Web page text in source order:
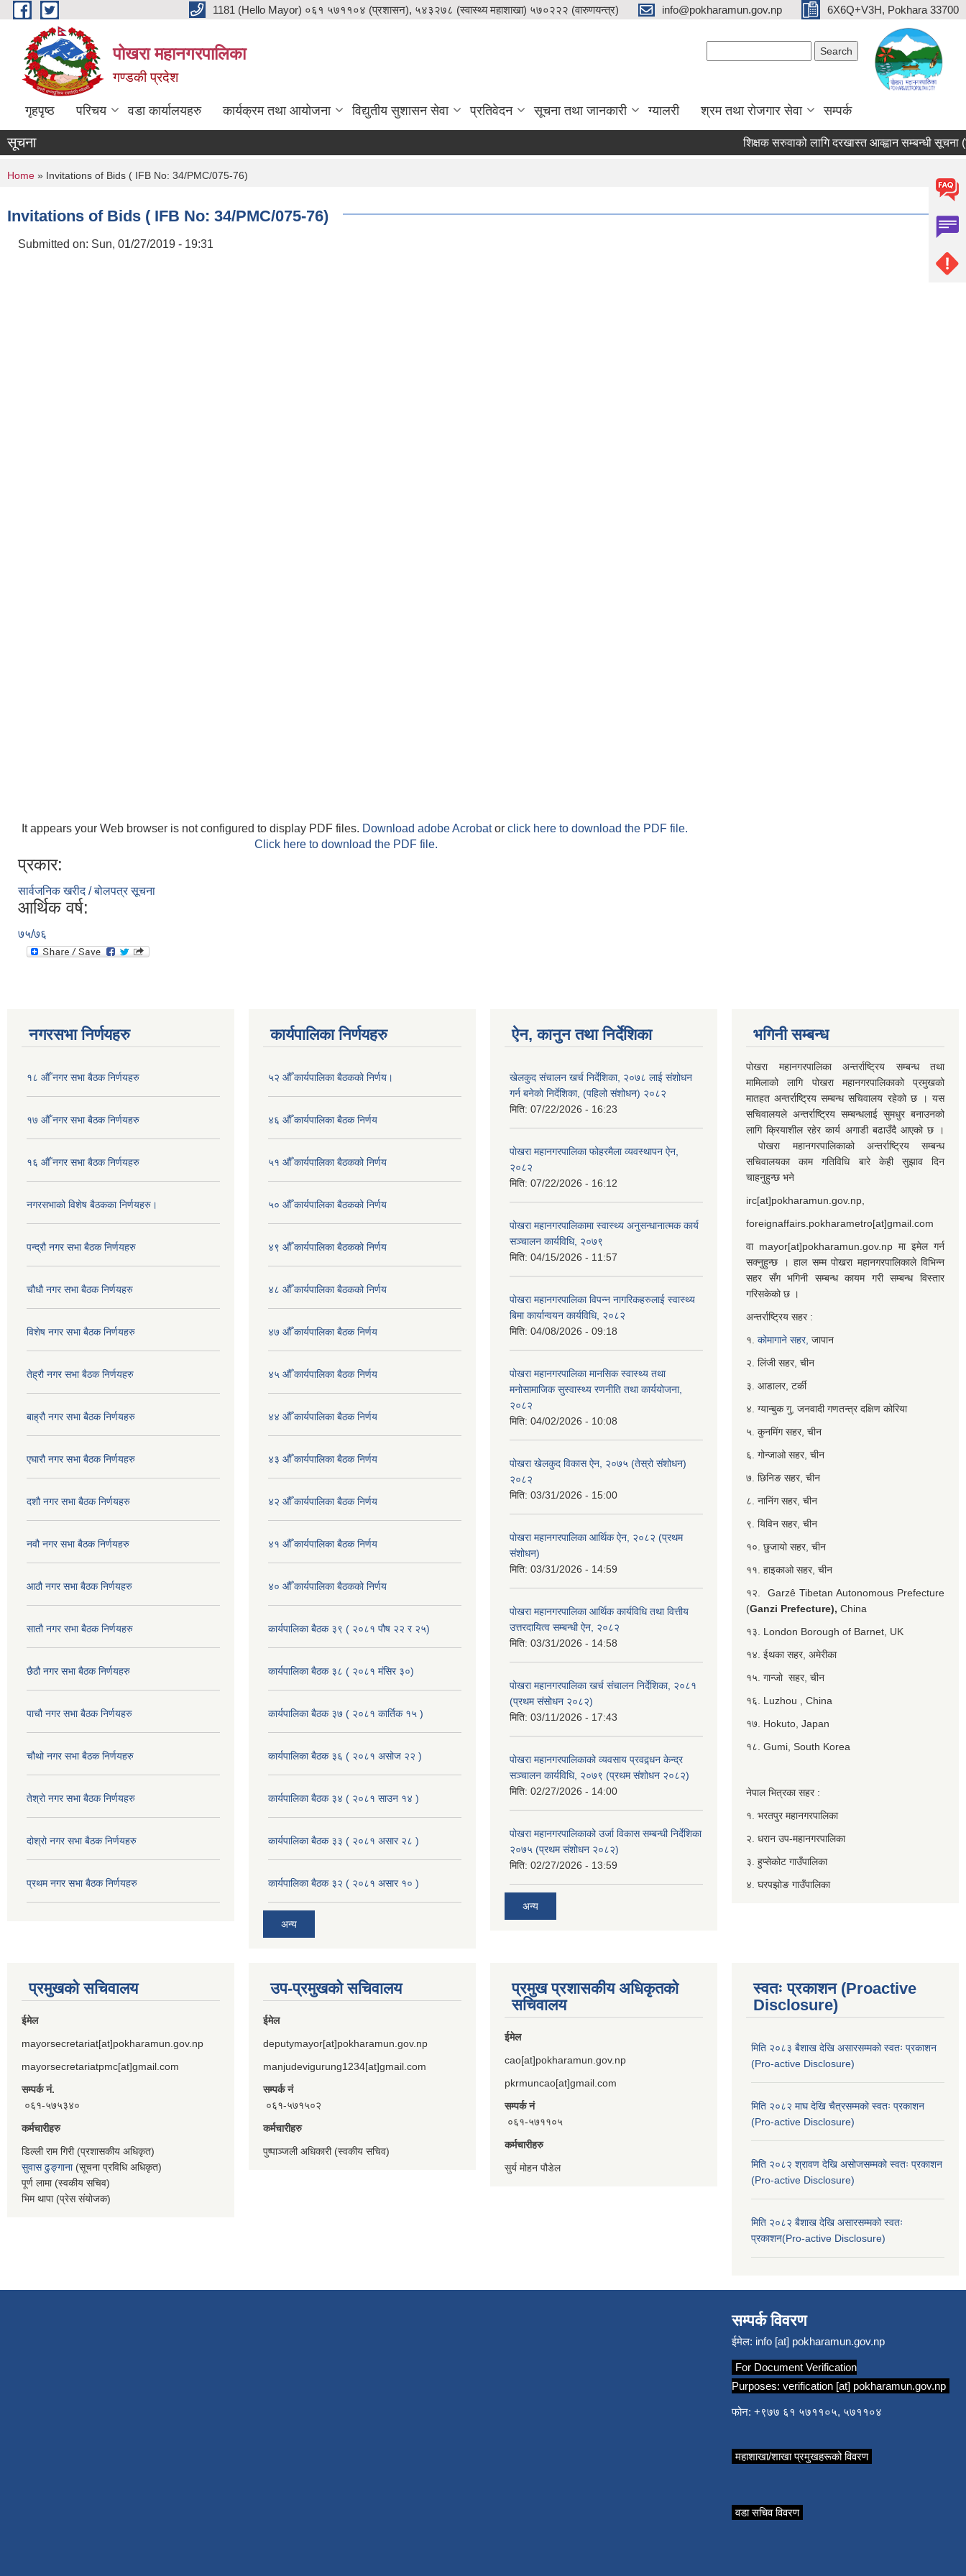
Skip to main content 1181 (Hello Mayor) ०६१ ५७११०४ (प्रशासन), ५४३२७८ (स्वास्थ्य महाशाखा) ५७०२२२ (वारुणयन्त्र) info@pokharamun.gov.np 6X6Q+V3H, Pokhara 33700
पोखरा महानगरपालिका
गण्डकी प्रदेश
गृहपृष्ठ परिचय वडा कार्यालयहरु कार्यक्रम तथा आयोजना विद्युतीय सुशासन सेवा प्रतिवेदन सूचना तथा जानकारी ग्यालरी श्रम तथा रोजगार सेवा सम्पर्क
सूचना शिक्षक सरुवाको लागि दरखास्त आव्ह्वान सम्बन्धी सूचना (श्री
You are here
Home » Invitations of Bids ( IFB No: 34/PMC/075-76)
Invitations of Bids ( IFB No: 34/PMC/075-76)
Submitted on: Sun, 01/27/2019 - 19:31
It appears your Web browser is not configured to display PDF files. Download adobe Acrobator click here to download the PDF file.
Click here to download the PDF file.
प्रकार:
सार्वजनिक खरीद / बोलपत्र सूचना
आर्थिक वर्ष:
७५/७६
नगरसभा निर्णयहरु
१८ औँ नगर सभा बैठक निर्णयहरु
१७ औँ नगर सभा बैठक निर्णयहरु
१६ औँ नगर सभा बैठक निर्णयहरु
नगरसभाको विशेष बैठकका निर्णयहरु।
पन्द्रौ नगर सभा बैठक निर्णयहरु
चौधौ नगर सभा बैठक निर्णयहरु
विशेष नगर सभा बैठक निर्णयहरु
तेह्रौ नगर सभा बैठक निर्णयहरु
बाह्रौ नगर सभा बैठक निर्णयहरु
एघारौ नगर सभा बैठक निर्णयहरु
दशौ नगर सभा बैठक निर्णयहरु
नवौ नगर सभा बैठक निर्णयहरु
आठौ नगर सभा बैठक निर्णयहरु
सातौ नगर सभा बैठक निर्णयहरु
छैठौ नगर सभा बैठक निर्णयहरु
पाचौ नगर सभा बैठक निर्णयहरु
चौथो नगर सभा बैठक निर्णयहरु
तेश्रो नगर सभा बैठक निर्णयहरु
दोश्रो नगर सभा बैठक निर्णयहरु
प्रथम नगर सभा बैठक निर्णयहरु
कार्यपालिका निर्णयहरु
५२ औँ कार्यपालिका बैठकको निर्णय।
४६ औँ कार्यपालिका बैठक निर्णय
५१ औँ कार्यपालिका बैठकको निर्णय
५० औँ कार्यपालिका बैठकको निर्णय
४९ औँ कार्यपालिका बैठकको निर्णय
४८ औँ कार्यपालिका बैठकको निर्णय
४७ औँ कार्यपालिका बैठक निर्णय
४५ औँ कार्यपालिका बैठक निर्णय
४४ औँ कार्यपालिका बैठक निर्णय
४३ औँ कार्यपालिका बैठक निर्णय
४२ औँ कार्यपालिका बैठक निर्णय
४१ औँ कार्यपालिका बैठक निर्णय
४० औँ कार्यपालिका बैठकको निर्णय
कार्यपालिका बैठक ३९ ( २०८१ पौष २२ र २५)
कार्यपालिका बैठक ३८ ( २०८१ मंसिर ३०)
कार्यपालिका बैठक ३७ ( २०८१ कार्तिक १५ )
कार्यपालिका बैठक ३६ ( २०८१ असोज २२ )
कार्यपालिका बैठक ३४ ( २०८१ साउन १४ )
कार्यपालिका बैठक ३३ ( २०८१ असार २८ )
कार्यपालिका बैठक ३२ ( २०८१ असार १० )
अन्य
ऐन, कानुन तथा निर्देशिका
खेलकुद संचालन खर्च निर्देशिका, २०७८ लाई संशोधन
गर्न बनेको निर्देशिका, (पहिलो संशोधन) २०८२
मिति: 07/22/2026 - 16:23
पोखरा महानगरपालिका फोहरमैला व्यवस्थापन ऐन,
२०८२
मिति: 07/22/2026 - 16:12
पोखरा महानगरपालिकामा स्वास्थ्य अनुसन्धानात्मक कार्य
सञ्चालन कार्यविधि, २०७९
मिति: 04/15/2026 - 11:57
पोखरा महानगरपालिका विपन्न नागरिकहरुलाई स्वास्थ्य
बिमा कार्यान्वयन कार्यविधि, २०८२
मिति: 04/08/2026 - 09:18
पोखरा महानगरपालिका मानसिक स्वास्थ्य तथा
मनोसामाजिक सुस्वास्थ्य रणनीति तथा कार्ययोजना,
२०८२
मिति: 04/02/2026 - 10:08
पोखरा खेलकुद विकास ऐन, २०७५ (तेस्रो संशोधन)
२०८२
मिति: 03/31/2026 - 15:00
पोखरा महानगरपालिका आर्थिक ऐन, २०८२ (प्रथम
संशोधन)
मिति: 03/31/2026 - 14:59
पोखरा महानगरपालिका आर्थिक कार्यविधि तथा वित्तीय
उत्तरदायित्व सम्बन्धी ऐन, २०८२
मिति: 03/31/2026 - 14:58
पोखरा महानगरपालिका खर्च संचालन निर्देशिका, २०८१
(प्रथम संसोधन २०८२)
मिति: 03/11/2026 - 17:43
पोखरा महानगरपालिकाको व्यवसाय प्रवद्र्धन केन्द्र
सञ्चालन कार्यविधि, २०७९ (प्रथम संशोधन २०८२)
मिति: 02/27/2026 - 14:00
पोखरा महानगरपालिकाको उर्जा विकास सम्बन्धी निर्देशिका
२०७५ (प्रथम संशोधन २०८२)
मिति: 02/27/2026 - 13:59
अन्य
भगिनी सम्बन्ध
पोखरा महानगरपालिका अन्तर्राष्ट्रिय सम्बन्ध तथा
मामिलाको लागि पोखरा महानगरपालिकाको प्रमुखको
मातहत अन्तर्राष्ट्रिय सम्बन्ध सचिवालय रहेको छ । यस
सचिवालयले अन्तर्राष्ट्रिय सम्बन्धलाई सुमधुर बनाउनको
लागि क्रियाशील रहेर कार्य अगाडी बढाउँदै आएको छ ।
पोखरा महानगरपालिकाको अन्तर्राष्ट्रिय सम्बन्ध
सचिवालयका काम गतिविधि बारे केही सुझाव दिन
चाहनुहुन्छ भने
irc[at]pokharamun.gov.np,
foreignaffairs.pokharametro[at]gmail.com
वा mayor[at]pokharamun.gov.np मा इमेल गर्न
सक्नुहुन्छ । हाल सम्म पोखरा महानगरपालिकाले विभिन्न
सहर सँग भगिनी सम्बन्ध कायम गरी सम्बन्ध विस्तार
गरिसकेको छ ।
अन्तर्राष्ट्रिय सहर :
१. कोमागाने सहर, जापान
२. लिंजी सहर, चीन
३. आडालर, टर्की
४. ग्यान्बुक गु, जनवादी गणतन्त्र दक्षिण कोरिया
५. कुनमिंग सहर, चीन
६. गोन्जाओ सहर, चीन
७. छिनिङ सहर, चीन
८. नानिंग सहर, चीन
९. यिविन सहर, चीन
१०. छुजायो सहर, चीन
११. हाइकाओ सहर, चीन
१२. Garzê Tibetan Autonomous Prefecture
(Ganzi Prefecture), China
१३. London Borough of Barnet, UK
१४. ईथका सहर, अमेरीका
१५. गान्जो सहर, चीन
१६. Luzhou , China
१७. Hokuto, Japan
१८. Gumi, South Korea
नेपाल भित्रका सहर :
१. भरतपुर महानगरपालिका
२. धरान उप-महानगरपालिका
३. हुप्सेकोट गाउँपालिका
४. घरपझोङ गाउँपालिका
प्रमुखको सचिवालय
ईमेल
mayorsecretariat[at]pokharamun.gov.np
mayorsecretariatpmc[at]gmail.com
सम्पर्क नं.
०६१-५७५३४०
कर्मचारीहरु
डिल्ली राम गिरी (प्रशासकीय अधिकृत)
सुवास ढुङ्गाना(सूचना प्रविधि अधिकृत)
पूर्ण लामा (स्वकीय सचिव)
भिम थापा (प्रेस संयोजक)
उप-प्रमुखको सचिवालय
ईमेल
deputymayor[at]pokharamun.gov.np
manjudevigurung1234[at]gmail.com
सम्पर्क नं
०६१-५७१५०२
कर्मचारीहरु
पुष्पाञ्जली अधिकारी (स्वकीय सचिव)
प्रमुख प्रशासकीय अधिकृतको
सचिवालय
ईमेल
cao[at]pokharamun.gov.np
pkrmuncao[at]gmail.com
सम्पर्क नं
०६१-५७११०५
कर्मचारीहरु
सुर्य मोहन पौडेल
स्वतः प्रकाशन (Proactive
Disclosure)
मिति २०८३ बैशाख देखि असारसम्मको स्वतः प्रकाशन
(Pro-active Disclosure)
मिति २०८२ माघ देखि चैत्रसम्मको स्वतः प्रकाशन
(Pro-active Disclosure)
मिति २०८२ श्रावण देखि असोजसम्मको स्वतः प्रकाशन
(Pro-active Disclosure)
मिति २०८२ बैशाख देखि असारसम्मको स्वतः
प्रकाशन(Pro-active Disclosure)
सम्पर्क विवरण
ईमेल: info [at] pokharamun.gov.np
For Document Verification
Purposes: verification [at] pokharamun.gov.np
फोन: +९७७ ६१ ५७११०५, ५७११०४
महाशाखा/शाखा प्रमुखहरूको विवरण
वडा सचिव विवरण